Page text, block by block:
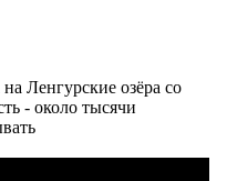
Ленгурские озёра со
- около тысячи